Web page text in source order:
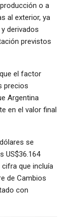
o a
al exterior, ya
derivados
previstos
el factor
precios
Argentina
en el valor final
se
US$36.164
que incluía
de Cambios
con